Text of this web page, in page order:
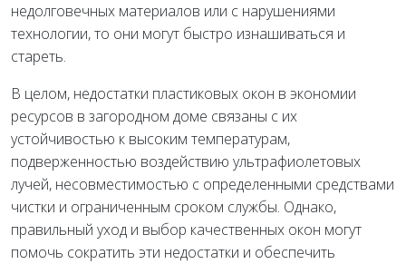
недолговечных материалов или с нарушениями
технологии, то они могут быстро изнашиваться и
стареть.
В целом, недостатки пластиковых окон в экономии
ресурсов в загородном доме связаны с их
устойчивостью к высоким температурам,
подверженностью воздействию ультрафиолетовых
лучей, несовместимостью с определенными средствами
чистки и ограниченным сроком службы. Однако,
правильный уход и выбор качественных окон могут
помочь сократить эти недостатки и обеспечить